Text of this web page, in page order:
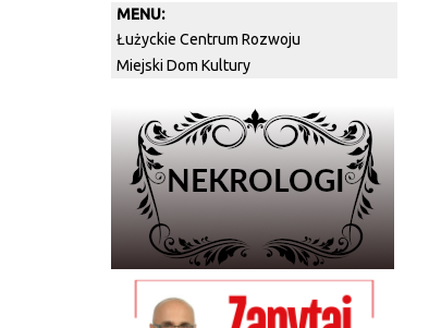
MENU:
Łużyckie Centrum Rozwoju
Miejski Dom Kultury